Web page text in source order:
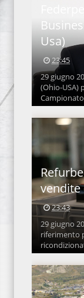
Usa)
23:45
29 giugno
(Ohio-USA)
23:43
29 giugno
riferimento